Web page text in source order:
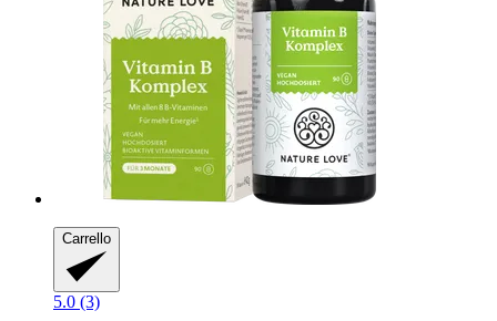
Carrello
5.0 (3)